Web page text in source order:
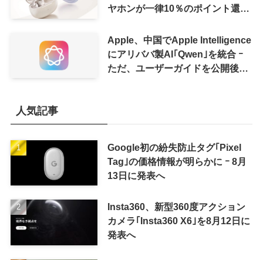
ヤホンが一律10％のポイント還元
Apple、中国でApple Intelligence
にアリババ製AI｢Qwen｣を統合 ｰ
ただ、ユーザーガイドを公開後に
人気記事
Google初の紛失防止タグ｢Pixel
Tag｣の価格情報が明らかに ｰ 8月
13日に発表へ
Insta360、新型360度アクション
カメラ｢Insta360 X6｣を8月12日に
発表へ